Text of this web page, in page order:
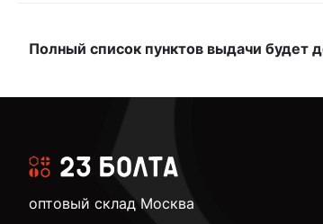
Полный список пунктов выдачи будет
оптовый склад Москва